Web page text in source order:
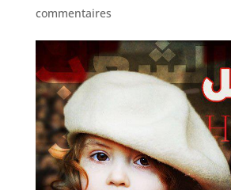
commentaires